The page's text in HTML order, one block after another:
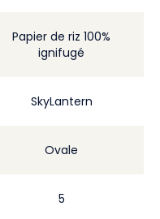
Papier de riz 100%
ignifugé
SkyLantern
Ovale
5